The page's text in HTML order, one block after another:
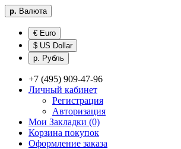
р. Валюта
€ Euro
$ US Dollar
р. Рубль
+7 (495) 909-47-96
Личный кабинет
Регистрация
Авторизация
Мои Закладки (0)
Корзина покупок
Оформление заказа